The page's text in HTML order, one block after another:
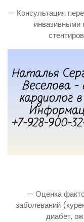
— Консультация
инвазивными
— Оценка
заболеваний
диабет,